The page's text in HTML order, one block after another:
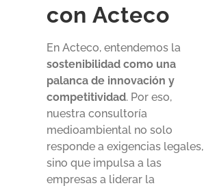
con Acteco
En Acteco, entendemos la
sostenibilidad como una
palanca de innovación y
competitividad. Por eso,
nuestra consultoría
medioambiental no solo
responde a exigencias legales,
sino que impulsa a las
empresas a liderar la